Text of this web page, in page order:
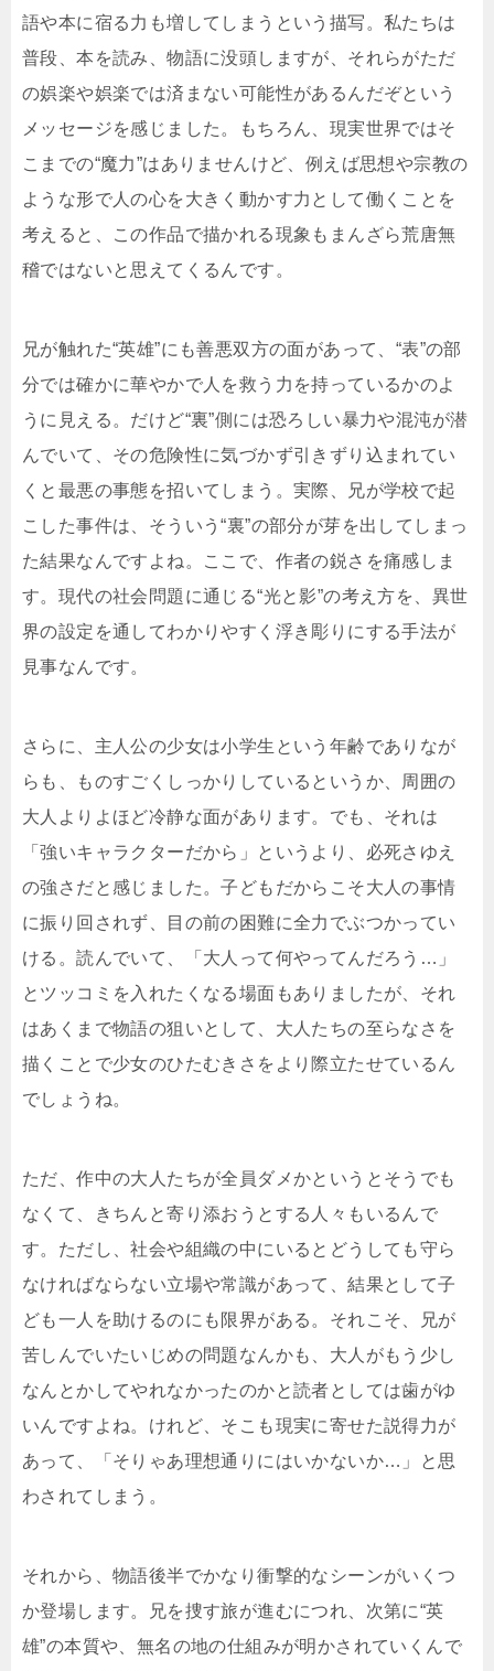
語や本に宿る力も増してしまうという描写。私たちは
普段、本を読み、物語に没頭しますが、それらがただ
の娯楽や娯楽では済まない可能性があるんだぞという
メッセージを感じました。もちろん、現実世界ではそ
こまでの“魔力”はありませんけど、例えば思想や宗教の
ような形で人の心を大きく動かす力として働くことを
考えると、この作品で描かれる現象もまんざら荒唐無
稽ではないと思えてくるんです。
兄が触れた“英雄”にも善悪双方の面があって、“表”の部
分では確かに華やかで人を救う力を持っているかのよ
うに見える。だけど“裏”側には恐ろしい暴力や混沌が潜
んでいて、その危険性に気づかず引きずり込まれてい
くと最悪の事態を招いてしまう。実際、兄が学校で起
こした事件は、そういう“裏”の部分が芽を出してしまっ
た結果なんですよね。ここで、作者の鋭さを痛感しま
す。現代の社会問題に通じる“光と影”の考え方を、異世
界の設定を通してわかりやすく浮き彫りにする手法が
見事なんです。
さらに、主人公の少女は小学生という年齢でありなが
らも、ものすごくしっかりしているというか、周囲の
大人よりよほど冷静な面があります。でも、それは
「強いキャラクターだから」というより、必死さゆえ
の強さだと感じました。子どもだからこそ大人の事情
に振り回されず、目の前の困難に全力でぶつかってい
ける。読んでいて、「大人って何やってんだろう…」
とツッコミを入れたくなる場面もありましたが、それ
はあくまで物語の狙いとして、大人たちの至らなさを
描くことで少女のひたむきさをより際立たせているん
でしょうね。
ただ、作中の大人たちが全員ダメかというとそうでも
なくて、きちんと寄り添おうとする人々もいるんで
す。ただし、社会や組織の中にいるとどうしても守ら
なければならない立場や常識があって、結果として子
ども一人を助けるのにも限界がある。それこそ、兄が
苦しんでいたいじめの問題なんかも、大人がもう少し
なんとかしてやれなかったのかと読者としては歯がゆ
いんですよね。けれど、そこも現実に寄せた説得力が
あって、「そりゃあ理想通りにはいかないか…」と思
わされてしまう。
それから、物語後半でかなり衝撃的なシーンがいくつ
か登場します。兄を捜す旅が進むにつれ、次第に“英
雄”の本質や、無名の地の仕組みが明かされていくんで